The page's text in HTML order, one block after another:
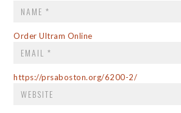
Order Ultram OnlineEMAIL
*
https://prsaboston.org/6200-2/WEBSITE